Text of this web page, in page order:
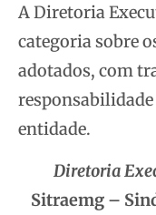
A Diretoria
categoria sobre
adotados, com
responsabilidade
entidade.
Diretoria
Sitraemg –